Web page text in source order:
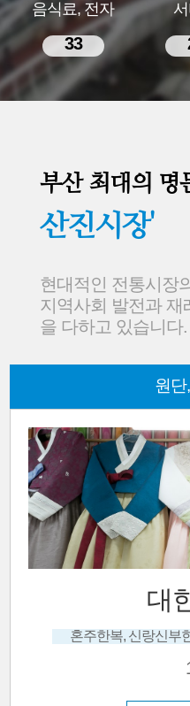
음식료, 전자
33
부산 최대의 명
산진시장'
현대적인 전통시장
지역사회 발전과 재
을 다하고 있습니다.
원단
대
혼주한복, 신랑신부